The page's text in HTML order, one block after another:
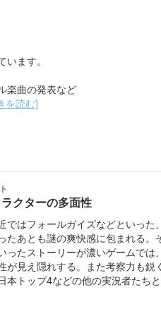
ます。
楽曲の発表など
を読む]
クターの多面性
ではフォールガイズなどといっ
たあとも謎の爽快感に包まれる
ったストーリーが濃いゲームで
見え隠れする。また考察力も鋭
本トップ4などの他の実況者たち